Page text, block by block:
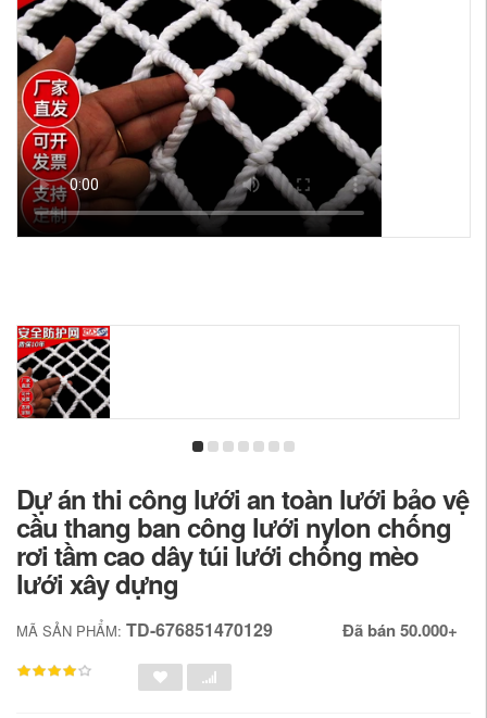
Dự án thi công lưới an toàn lưới bảo vệ
cầu thang ban công lưới nylon chống
rơi tầm cao dây túi lưới chống mèo
lưới xây dựng
MÃ SẢN PHẨM: TD-676851470129 Đã bán 50.000+